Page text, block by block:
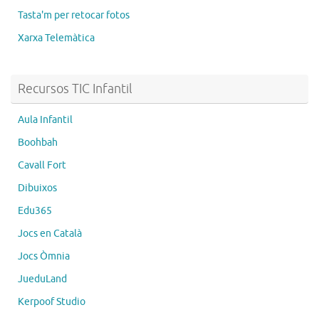
Tasta'm per retocar fotos
Xarxa Telemàtica
Recursos TIC Infantil
Aula Infantil
Boohbah
Cavall Fort
Dibuixos
Edu365
Jocs en Català
Jocs Òmnia
JueduLand
Kerpoof Studio